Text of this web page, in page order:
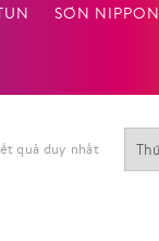
SƠN NIPPON
quả duy nhất